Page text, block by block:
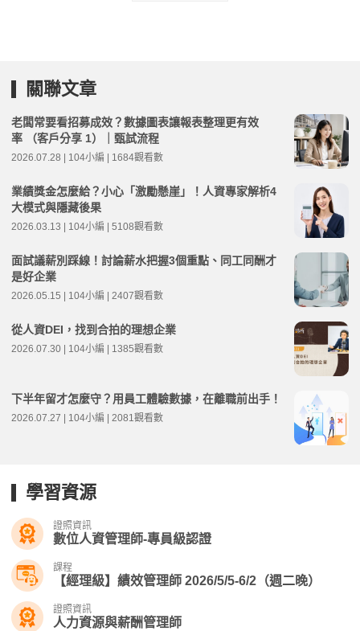
關聯文章
老闆常要看招募成效？數據圖表讓報表整理更有效
率 （客戶分享 1）｜甄試流程
2026.07.28 | 104小編 | 1684觀看數
業績獎金怎麼給？小心「激勵懸崖」！人資專家解析4
大模式與隱藏後果
2026.03.13 | 104小編 | 5108觀看數
面試議薪別踩線！討論薪水把握3個重點、同工同酬才
是好企業
2026.05.15 | 104小編 | 2407觀看數
從人資DEI，找到合拍的理想企業
2026.07.30 | 104小編 | 1385觀看數
下半年留才怎麼守？用員工體驗數據，在離職前出手！
2026.07.27 | 104小編 | 2081觀看數
學習資源
證照資訊
數位人資管理師-專員級認證
課程
【經理級】績效管理師 2026/5/5-6/2（週二晚）
證照資訊
人力資源與薪酬管理師